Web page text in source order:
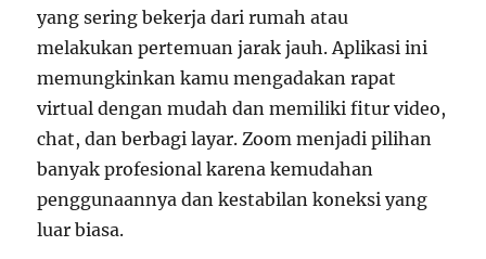
yang sering bekerja dari rumah atau
melakukan pertemuan jarak jauh. Aplikasi ini
memungkinkan kamu mengadakan rapat
virtual dengan mudah dan memiliki fitur video,
chat, dan berbagi layar. Zoom menjadi pilihan
banyak profesional karena kemudahan
penggunaannya dan kestabilan koneksi yang
luar biasa.